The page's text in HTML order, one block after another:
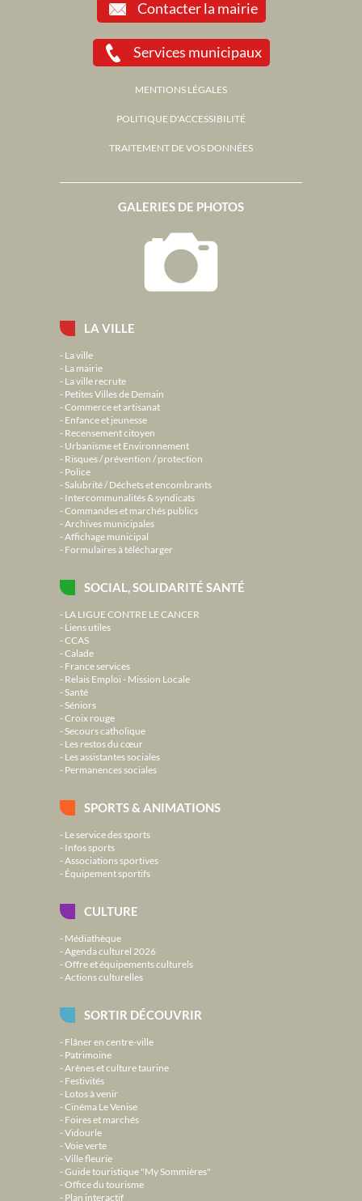
LA VILLE
La ville
La mairie
La ville recrute
Petites Villes de Demain
Commerce et artisanat
Enfance et jeunesse
Recensement citoyen
Urbanisme et Environnement
Risques / prévention / protection
Police
Salubrité / Déchets et encombrants
Intercommunalités & syndicats
Commandes et marchés publics
Archives municipales
Affichage municipal
Formulaires à télécharger
SOCIAL, SOLIDARITÉ SANTÉ
LA LIGUE CONTRE LE CANCER
Liens utiles
CCAS
Calade
France services
Relais Emploi - Mission Locale
Santé
Séniors
Croix rouge
Secours catholique
Les restos du cœur
Les assistantes sociales
Permanences sociales
SPORTS & ANIMATIONS
Le service des sports
Infos sports
Associations sportives
Équipement sportifs
CULTURE
Médiathèque
Agenda culturel 2026
Offre et équipements culturels
Actions culturelles
SORTIR DÉCOUVRIR
Flâner en centre-ville
Patrimoine
Arènes et culture taurine
Festivités
Lotos à venir
Cinéma Le Venise
Foires et marchés
Vidourle
Voie verte
Ville fleurie
Guide touristique "My Sommières"
Office du tourisme
Plan interactif
GALERIES DE PHOTOS
Contacter la mairie
Services municipaux
MENTIONS LÉGALES
POLITIQUE D'ACCESSIBILITÉ
TRAITEMENT DE VOS DONNÉES